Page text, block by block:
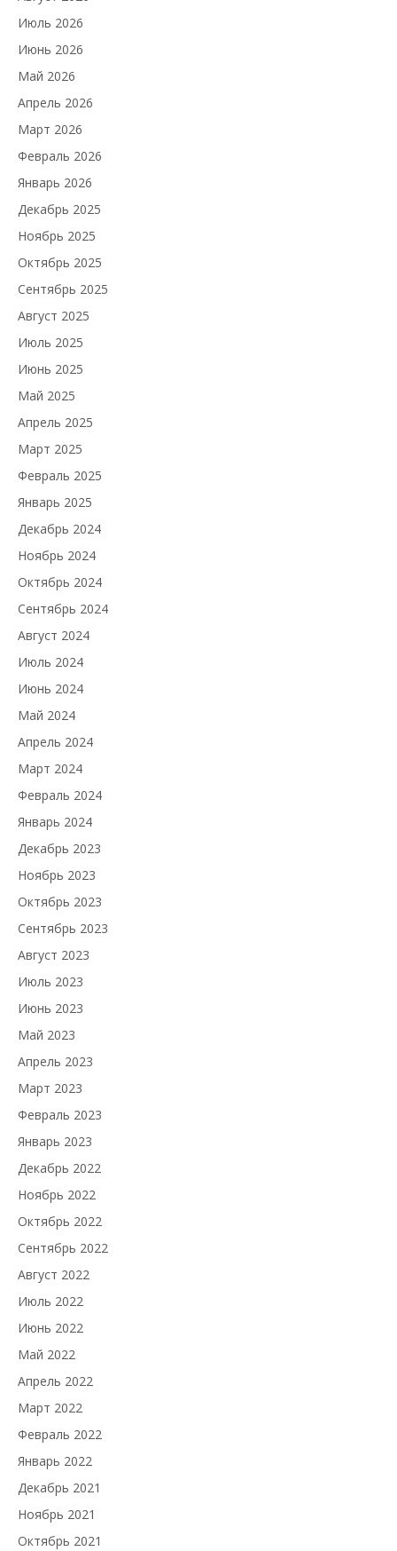
Июль 2026
Июнь 2026
Май 2026
Апрель 2026
Март 2026
Февраль 2026
Январь 2026
Декабрь 2025
Ноябрь 2025
Октябрь 2025
Сентябрь 2025
Август 2025
Июль 2025
Июнь 2025
Май 2025
Апрель 2025
Март 2025
Февраль 2025
Январь 2025
Декабрь 2024
Ноябрь 2024
Октябрь 2024
Сентябрь 2024
Август 2024
Июль 2024
Июнь 2024
Май 2024
Апрель 2024
Март 2024
Февраль 2024
Январь 2024
Декабрь 2023
Ноябрь 2023
Октябрь 2023
Сентябрь 2023
Август 2023
Июль 2023
Июнь 2023
Май 2023
Апрель 2023
Март 2023
Февраль 2023
Январь 2023
Декабрь 2022
Ноябрь 2022
Октябрь 2022
Сентябрь 2022
Август 2022
Июль 2022
Июнь 2022
Май 2022
Апрель 2022
Март 2022
Февраль 2022
Январь 2022
Декабрь 2021
Ноябрь 2021
Октябрь 2021